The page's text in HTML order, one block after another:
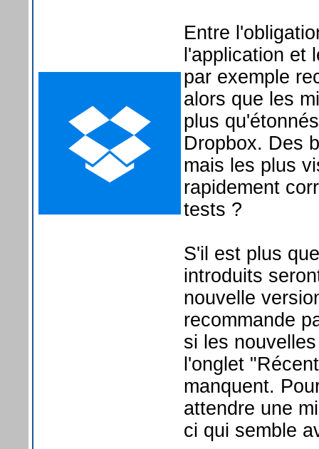
Entre
l'application et
par exemple
alors que les
plus
Dropbox. Des
mais les plus
rapidement
tests ?
S'il est plus
introduits
nouvelle
recommande
si les
l'onglet
manquent.
attendre une
ci qui semble